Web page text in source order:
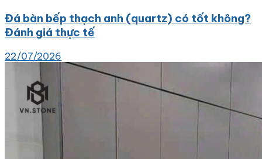
Đá bàn bếp thạch anh (quartz) có tốt không?
Đánh giá thực tế
22/07/2026